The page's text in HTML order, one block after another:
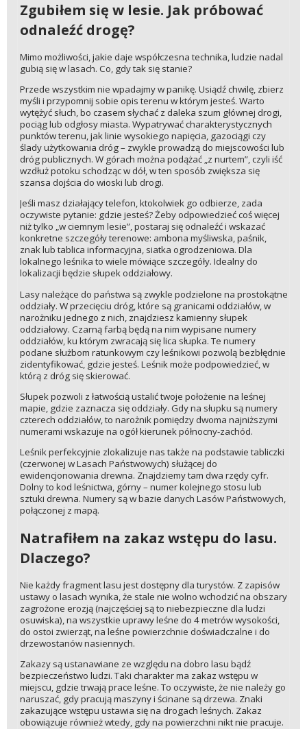
Zgubiłem się w lesie. Jak próbować
odnaleźć drogę?
Mimo możliwości, jakie daje współczesna technika, ludzie nadal
gubią się w lasach. Co, gdy tak się stanie?
Przede wszystkim nie wpadajmy w panikę. Usiądź chwilę, zbierz
myśli i przypomnij sobie opis terenu w którym jesteś. Warto
wytężyć słuch, bo czasem słychać z daleka szum głównej drogi,
pociąg lub odgłosy miasta. Wypatrywać charakterystycznych
punktów terenu, jak linie wysokiego napięcia, gazociągi czy
ślady użytkowania dróg – zwykle prowadzą do miejscowości lub
dróg publicznych. W górach można podążać „z nurtem”, czyli iść
wzdłuż potoku schodząc w dół, w ten sposób zwiększa się
szansa dojścia do wioski lub drogi.
Jeśli masz działający telefon, ktokolwiek go odbierze, zada
oczywiste pytanie: gdzie jesteś? Żeby odpowiedzieć coś więcej
niż tylko „w ciemnym lesie”, postaraj się odnaleźć i wskazać
konkretne szczegóły terenowe: ambona myśliwska, paśnik,
znak lub tablica informacyjna, siatka ogrodzeniowa. Dla
lokalnego leśnika to wiele mówiące szczegóły. Idealny do
lokalizacji będzie słupek oddziałowy.
Lasy należące do państwa są zwykle podzielone na prostokątne
oddziały. W przecięciu dróg, które są granicami oddziałów, w
narożniku jednego z nich, znajdziesz kamienny słupek
oddziałowy. Czarną farbą będą na nim wypisane numery
oddziałów, ku którym zwracają się lica słupka. Te numery
podane służbom ratunkowym czy leśnikowi pozwolą bezbłędnie
zidentyfikować, gdzie jesteś. Leśnik może podpowiedzieć, w
którą z dróg się skierować.
Słupek pozwoli z łatwością ustalić twoje położenie na leśnej
mapie, gdzie zaznacza się oddziały. Gdy na słupku są numery
czterech oddziałów, to narożnik pomiędzy dwoma najniższymi
numerami wskazuje na ogół kierunek północny-zachód.
Leśnik perfekcyjnie zlokalizuje nas także na podstawie tabliczki
(czerwonej w Lasach Państwowych) służącej do
ewidencjonowania drewna. Znajdziemy tam dwa rzędy cyfr.
Dolny to kod leśnictwa, górny – numer kolejnego stosu lub
sztuki drewna. Numery są w bazie danych Lasów Państwowych,
połączonej z mapą.
Natrafiłem na zakaz wstępu do lasu.
Dlaczego?
Nie każdy fragment lasu jest dostępny dla turystów. Z zapisów
ustawy o lasach wynika, że stale nie wolno wchodzić na obszary
zagrożone erozją (najczęściej są to niebezpieczne dla ludzi
osuwiska), na wszystkie uprawy leśne do 4 metrów wysokości,
do ostoi zwierząt, na leśne powierzchnie doświadczalne i do
drzewostanów nasiennych.
Zakazy są ustanawiane ze względu na dobro lasu bądź
bezpieczeństwo ludzi. Taki charakter ma zakaz wstępu w
miejscu, gdzie trwają prace leśne. To oczywiste, że nie należy go
naruszać, gdy pracują maszyny i ścinane są drzewa. Znaki
zakazujące wstępu ustawia się na drogach leśnych. Zakaz
obowiązuje również wtedy, gdy na powierzchni nikt nie pracuje.